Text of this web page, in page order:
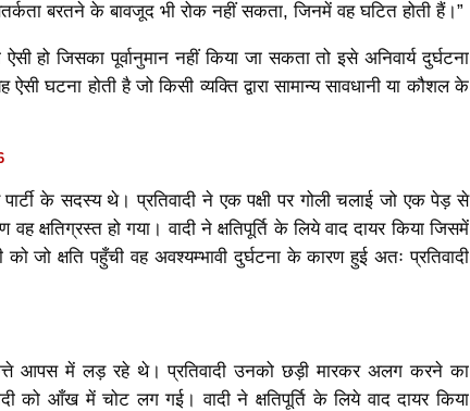
बरतने के बावजूद भी रोक नहीं सकता, जिनमें वह घटित होती हैं।”
हो जिसका पूर्वानुमान नहीं किया जा सकता तो इसे अनिवार्य दुर्घटना
ऐसी घटना होती है जो किसी व्यक्ति द्वारा सामान्य सावधानी या कौशल के
के सदस्य थे। प्रतिवादी ने एक पक्षी पर गोली चलाई जो एक पेड़ से
क्षतिग्रस्त हो गया। वादी ने क्षतिपूर्ति के लिये वाद दायर किया जिसमें
को जो क्षति पहुँची वह अवश्यम्भावी दुर्घटना के कारण हुई अतः प्रतिवादी
आपस में लड़ रहे थे। प्रतिवादी उनको छड़ी मारकर अलग करने का
को आँख में चोट लग गई। वादी ने क्षतिपूर्ति के लिये वाद दायर किया